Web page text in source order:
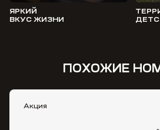
ЯРКИЙ
ВКУС ЖИЗНИ
ПОХОЖИЕ
Акция